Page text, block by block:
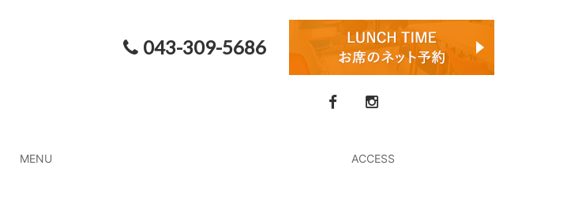
043-309-5686
MENU ACCESS